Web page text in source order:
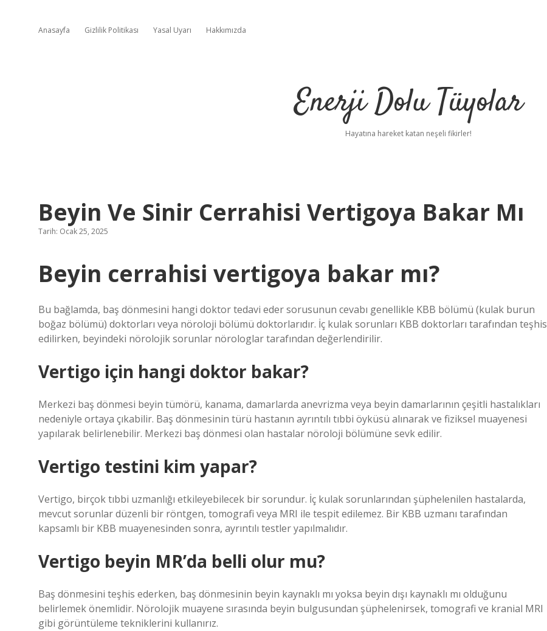
Anasayfa Gizlilik Politikası Yasal Uyarı Hakkımızda
Enerji Dolu Tüyolar
Hayatına hareket katan neşeli fikirler!
Beyin Ve Sinir Cerrahisi Vertigoya Bakar Mı
Tarih: Ocak 25, 2025
Beyin cerrahisi vertigoya bakar mı?
Bu bağlamda, baş dönmesini hangi doktor tedavi eder sorusunun cevabı genellikle KBB bölümü (kulak burun
boğaz bölümü) doktorları veya nöroloji bölümü doktorlarıdır. İç kulak sorunları KBB doktorları tarafından teşhis
edilirken, beyindeki nörolojik sorunlar nörologlar tarafından değerlendirilir.
Vertigo için hangi doktor bakar?
Merkezi baş dönmesi beyin tümörü, kanama, damarlarda anevrizma veya beyin damarlarının çeşitli hastalıkları
nedeniyle ortaya çıkabilir. Baş dönmesinin türü hastanın ayrıntılı tıbbi öyküsü alınarak ve fiziksel muayenesi
yapılarak belirlenebilir. Merkezi baş dönmesi olan hastalar nöroloji bölümüne sevk edilir.
Vertigo testini kim yapar?
Vertigo, birçok tıbbi uzmanlığı etkileyebilecek bir sorundur. İç kulak sorunlarından şüphelenilen hastalarda,
mevcut sorunlar düzenli bir röntgen, tomografi veya MRI ile tespit edilemez. Bir KBB uzmanı tarafından
kapsamlı bir KBB muayenesinden sonra, ayrıntılı testler yapılmalıdır.
Vertigo beyin MR’da belli olur mu?
Baş dönmesini teşhis ederken, baş dönmesinin beyin kaynaklı mı yoksa beyin dışı kaynaklı mı olduğunu
belirlemek önemlidir. Nörolojik muayene sırasında beyin bulgusundan şüphelenirsek, tomografi ve kranial MRI
gibi görüntüleme tekniklerini kullanırız.